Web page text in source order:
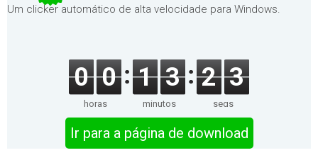
Um clicker automático de alta velocidade para Windows.
0 0
horas
1 3
minutos
2 3
segs
Ir para a página de download